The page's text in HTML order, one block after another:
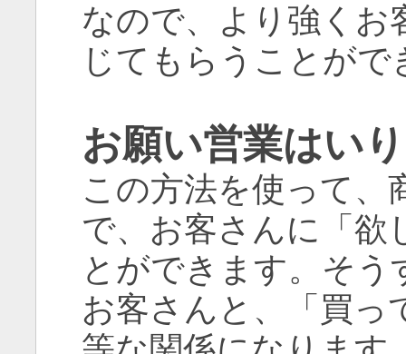
なので、より強くお
じてもらうことが
お願い営業はい
この方法を使って、
で、お客さんに「欲
とができます。そ
お客さんと、「買っ